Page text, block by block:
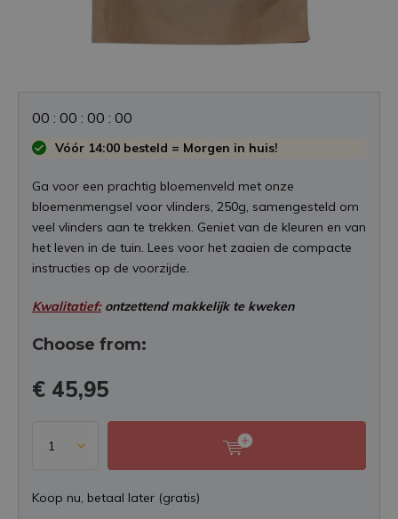
00 : 00 : 00 : 00
Vóór 14:00 besteld = Morgen in huis!
Ga voor een prachtig bloemenveld met onze
bloemenmengsel voor vlinders, 250g, samengesteld om
veel vlinders aan te trekken. Geniet van de kleuren en van
het leven in de tuin. Lees voor het zaaien de compacte
instructies op de voorzijde.
Kwalitatief:ontzettend makkelijk te kweken
Choose from:
€ 45,95
Koop nu, betaal later (gratis)